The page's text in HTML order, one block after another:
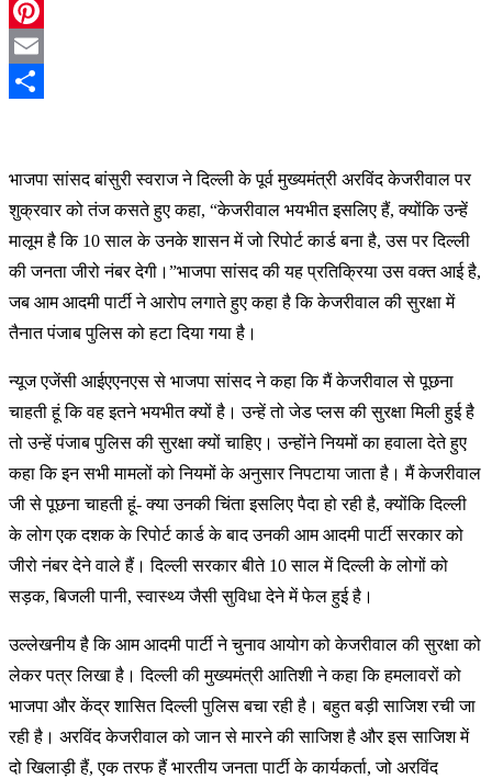
Twitter
Pinterest
Email
भाजपा सांसद बांसुरी स्वराज ने दिल्ली के पूर्व मुख्यमंत्री अरविंद केजरीवाल पर
शुक्रवार को तंज कसते हुए कहा, “केजरीवाल भयभीत इसलिए हैं, क्योंकि उन्हें
मालूम है कि 10 साल के उनके शासन में जो रिपोर्ट कार्ड बना है, उस पर दिल्ली
की जनता जीरो नंबर देगी।”भाजपा सांसद की यह प्रतिक्रिया उस वक्त आई है,
जब आम आदमी पार्टी ने आरोप लगाते हुए कहा है कि केजरीवाल की सुरक्षा में
तैनात पंजाब पुलिस को हटा दिया गया है।
न्यूज एजेंसी आईएएनएस से भाजपा सांसद ने कहा कि मैं केजरीवाल से पूछना
चाहती हूं कि वह इतने भयभीत क्यों है। उन्हें तो जेड प्लस की सुरक्षा मिली हुई है
तो उन्हें पंजाब पुलिस की सुरक्षा क्यों चाहिए। उन्होंने नियमों का हवाला देते हुए
कहा कि इन सभी मामलों को नियमों के अनुसार निपटाया जाता है। मैं केजरीवाल
जी से पूछना चाहती हूं- क्या उनकी चिंता इसलिए पैदा हो रही है, क्योंकि दिल्ली
के लोग एक दशक के रिपोर्ट कार्ड के बाद उनकी आम आदमी पार्टी सरकार को
जीरो नंबर देने वाले हैं। दिल्ली सरकार बीते 10 साल में दिल्ली के लोगों को
सड़क, बिजली पानी, स्वास्थ्य जैसी सुविधा देने में फेल हुई है।
उल्लेखनीय है कि आम आदमी पार्टी ने चुनाव आयोग को केजरीवाल की सुरक्षा को
लेकर पत्र लिखा है। दिल्ली की मुख्यमंत्री आतिशी ने कहा कि हमलावरों को
भाजपा और केंद्र शासित दिल्ली पुलिस बचा रही है। बहुत बड़ी साजिश रची जा
रही है। अरविंद केजरीवाल को जान से मारने की साजिश है और इस साजिश में
दो खिलाड़ी हैं, एक तरफ हैं भारतीय जनता पार्टी के कार्यकर्ता, जो अरविंद